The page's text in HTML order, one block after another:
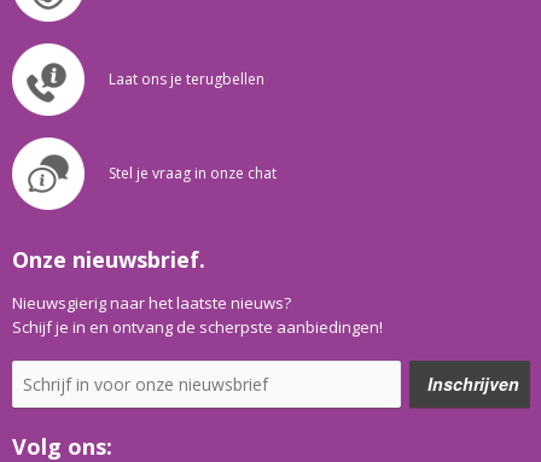
Laat ons je terugbellen
Stel je vraag in onze chat
Onze nieuwsbrief.
Nieuwsgierig naar het laatste nieuws?
Schijf je in en ontvang de scherpste aanbiedingen!
Volg ons: